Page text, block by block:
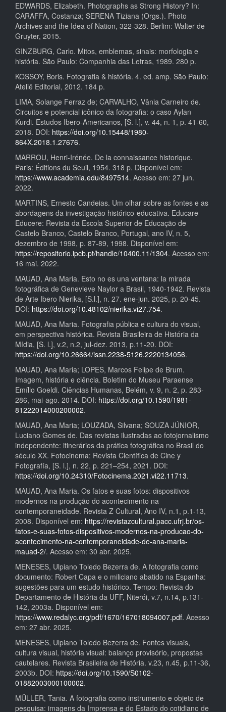
EDWARDS, Elizabeth. Photographs as Strong History? In:
CARAFFA, Costanza; SERENA Tiziana (Orgs.). Photo
Archives and the Idea of Nation, 322-328. Berlim: Walter de
Gruyter, 2015.
GINZBURG, Carlo. Mitos, emblemas, sinais: morfologia e
história. São Paulo: Companhia das Letras, 1989. 280 p.
KOSSOY, Boris. Fotografia & história. 4. ed. amp. São Paulo:
Ateliê Editorial, 2012. 184 p.
LIMA, Solange Ferraz de; CARVALHO, Vânia Carneiro de.
Circuitos e potencial icônico da fotografia: o caso Aylan
Kurdi. Estudos Ibero-Americanos, [S. l.], v. 44, n. 1, p. 41-60,
2018. DOI: https://doi.org/10.15448/1980-
864X.2018.1.27676.
MARROU, Henri-Irénée. De la connaissance historique.
Paris: Éditions du Seuil, 1954. 318 p. Disponível em:
https://www.academia.edu/8497514. Acesso em: 27 jun.
2022.
MARTINS, Ernesto Candeias. Um olhar sobre as fontes e as
abordagens da investigação histórico-educativa. Educare
Educere: Revista da Escola Superior de Educação de
Castelo Branco, Castelo Branco, Portugal, ano IV, n. 5,
dezembro de 1998, p. 87-89, 1998. Disponível em:
https://repositorio.ipcb.pt/handle/10400.11/1304. Acesso em:
16 mai. 2022.
MAUAD, Ana Maria. Esto no es una ventana: la mirada
fotográfica de Genevieve Naylor a Brasil, 1940-1942. Revista
de Arte Ibero Nierika, [S.l.], n. 27. ene-jun. 2025, p. 20-45.
DOI: https://doi.org/10.48102/nierika.vi27.754.
MAUAD, Ana Maria. Fotografia pública e cultura do visual,
em perspectiva histórica. Revista Brasileira de História da
Mídia, [S. l.], v.2, n.2, jul-dez. 2013, p.11-20. DOI:
https://doi.org/10.26664/issn.2238-5126.2220134056.
MAUAD, Ana Maria; LOPES, Marcos Felipe de Brum.
Imagem, história e ciência. Boletim do Museu Paraense
Emílio Goeldi. Ciências Humanas, Belém, v. 9, n. 2, p. 283-
286, mai-ago. 2014. DOI: https://doi.org/10.1590/1981-
81222014000200002.
MAUAD, Ana Maria; LOUZADA, Silvana; SOUZA JÚNIOR,
Luciano Gomes de. Das revistas ilustradas ao fotojornalismo
independente: itinerários da prática fotográfica no Brasil do
século XX. Fotocinema: Revista Científica de Cine y
Fotografía, [S. l.], n. 22, p. 221–254, 2021. DOI:
https://doi.org/10.24310/Fotocinema.2021.vi22.11713.
MAUAD, Ana Maria. Os fatos e suas fotos: dispositivos
modernos na produção do acontecimento na
contemporaneidade. Revista Z Cultural, Ano IV, n.1, p.1-13,
2008. Disponível em: https://revistazcultural.pacc.ufrj.br/os-
fatos-e-suas-fotos-dispositivos-modernos-na-producao-do-
acontecimento-na-contemporaneidade-de-ana-maria-
mauad-2/. Acesso em: 30 abr. 2025.
MENESES, Ulpiano Toledo Bezerra de. A fotografia como
documento: Robert Capa e o miliciano abatido na Espanha:
sugestões para um estudo histórico. Tempo: Revista do
Departamento de História da UFF, Niterói, v.7, n.14, p.131-
142, 2003a. Disponível em:
https://www.redalyc.org/pdf/1670/167018094007.pdf. Acesso
em: 27 abr. 2025.
MENESES, Ulpiano Toledo Bezerra de. Fontes visuais,
cultura visual, história visual: balanço provisório, propostas
cautelares. Revista Brasileira de História. v.23, n.45, p.11-36,
2003b. DOI: https://doi.org/10.1590/S0102-
01882003000100002.
MÜLLER, Tania. A fotografia como instrumento e objeto de
pesquisa: imagens da Imprensa e do Estado do cotidiano de